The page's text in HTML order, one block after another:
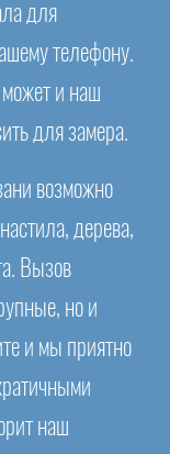
для
телефону.
может и наш
для замера.
возможно
дерева,
Вызов
но и
и мы приятно
наш